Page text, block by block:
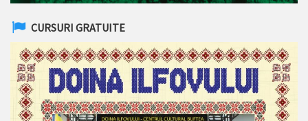
CURSURI GRATUITE